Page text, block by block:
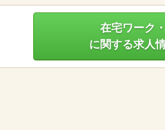
在宅ワーク
に関する求人